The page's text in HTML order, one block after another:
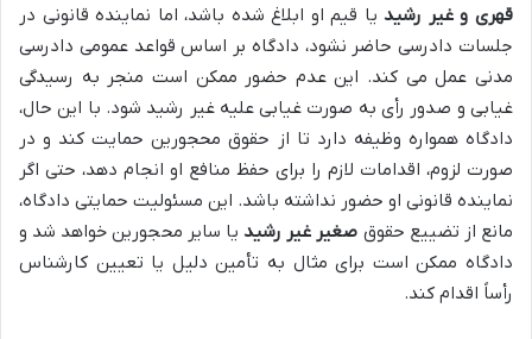
قهری و غیر رشیدیا قیم او ابلاغ شده باشد، اما نماینده قانونی در
جلسات دادرسی حاضر نشود، دادگاه بر اساس قواعد عمومی دادرسی
مدنی عمل می کند. این عدم حضور ممکن است منجر به رسیدگی
غیابی و صدور رأی به صورت غیابی علیه غیر رشید شود. با این حال،
دادگاه همواره وظیفه دارد تا از حقوق محجورین حمایت کند و در
صورت لزوم، اقدامات لازم را برای حفظ منافع او انجام دهد، حتی اگر
نماینده قانونی او حضور نداشته باشد. این مسئولیت حمایتی دادگاه،
مانع از تضییع حقوق صغیر غیر رشید یا سایر محجورین خواهد شد و
دادگاه ممکن است برای مثال به تأمین دلیل یا تعیین کارشناس
رأساً اقدام کند.